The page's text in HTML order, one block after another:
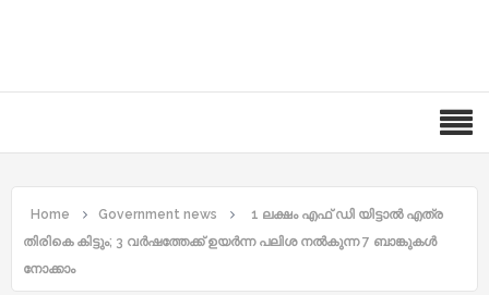
Home Government news
1 ലക്ഷം എഫ് ഡി യിട്ടാല്‍ എത്ര
തിരികെ കിട്ടും; 3 വര്‍ഷത്തേക്ക് ഉയര്‍ന്ന പലിശ നല്‍കുന്ന 7 ബാങ്കുകള്‍
നോക്കാം